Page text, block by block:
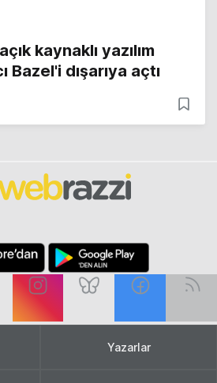
kaynaklı yazılım
Bazel'i dışarıya açtı
Yazarlar